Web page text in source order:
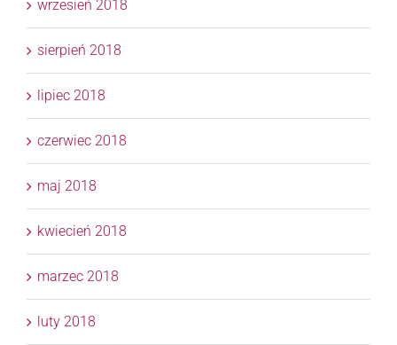
wrzesień 2018
sierpień 2018
lipiec 2018
czerwiec 2018
maj 2018
kwiecień 2018
marzec 2018
luty 2018